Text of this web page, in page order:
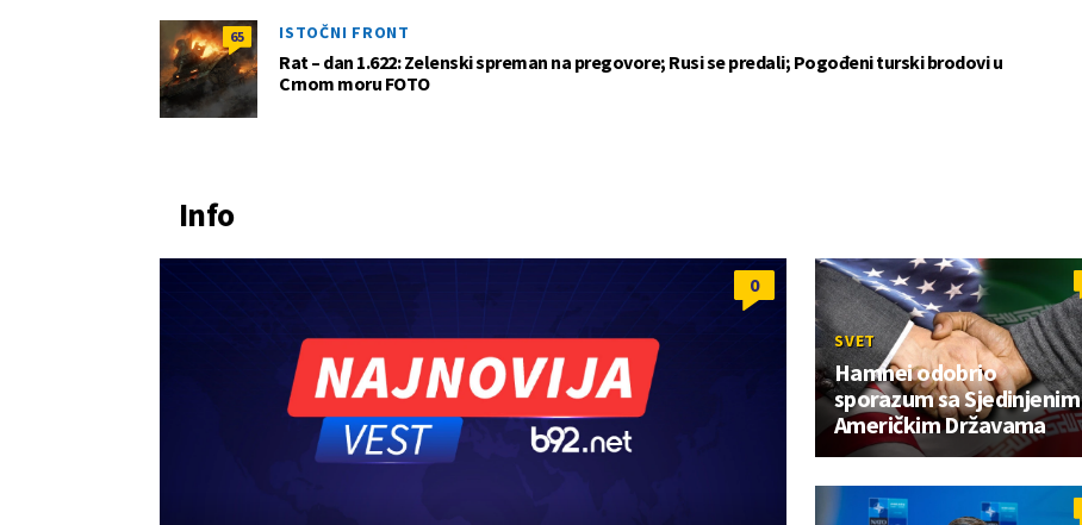
65 ISTOČNI FRONT
Rat – dan 1.622: Zelenski spreman na pregovore; Rusi se predali; Pogođeni turski brodovi u
Crnom moru FOTO
Info
0
SVET
Hamnei odobrio
sporazum sa Sjedinjenim
Američkim Državama